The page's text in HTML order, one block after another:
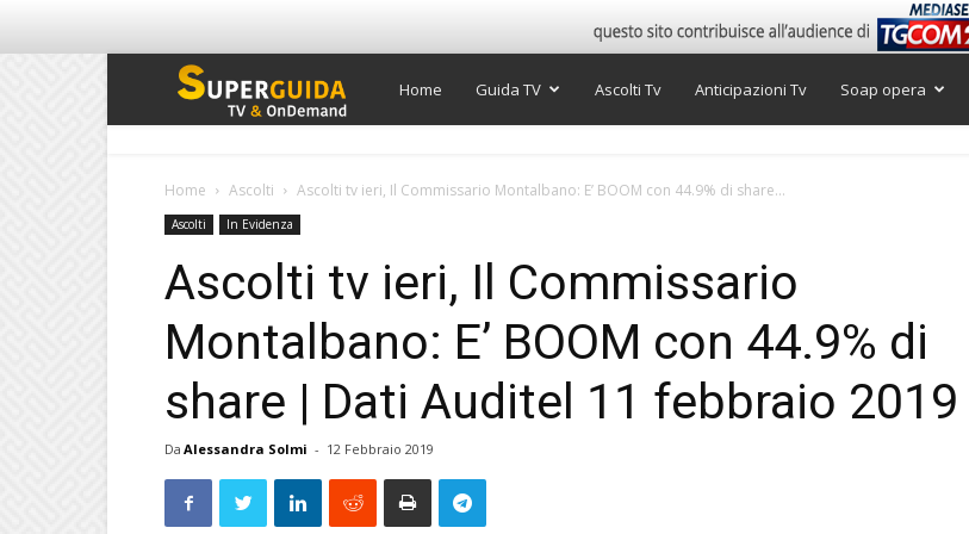
Super
Home Guida TV Ascolti Tv Anticipazioni Tv Soap opera
Home Ascolti Ascolti tv ieri, Il Commissario Montalbano: E’ BOOM con 44.9% di share...
Ascolti In Evidenza
Ascolti tv ieri, Il Commissario
Montalbano: E’ BOOM con 44.9% di
share | Dati Auditel 11 febbraio 2019
Da Alessandra Solmi - 12 Febbraio 2019